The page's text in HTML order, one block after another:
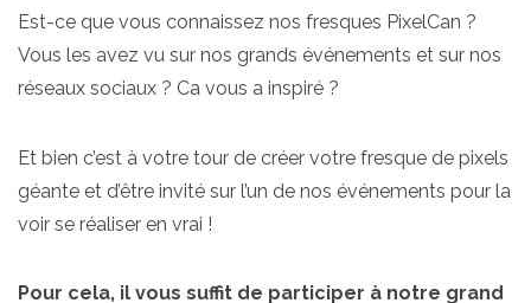
Est-ce que vous connaissez nos fresques PixelCan ?
Vous les avez vu sur nos grands événements et sur nos
réseaux sociaux ? Ca vous a inspiré ?
Et bien c’est à votre tour de créer votre fresque de pixels
géante et d’être invité sur l’un de nos événements pour la
voir se réaliser en vrai !
Pour cela, il vous suffit de participer à notre grand